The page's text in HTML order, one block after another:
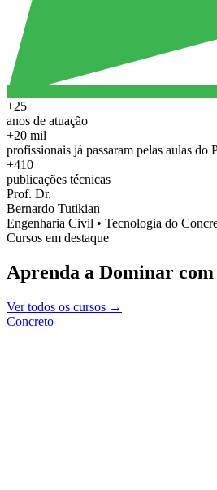
+25
anos de atuação
+20 mil
profissionais já passaram pelas aulas
+410
publicações técnicas
Prof. Dr.
Bernardo Tutikian
Engenharia Civil • Tecnologia do
Cursos em destaque
Aprenda a Dominar
Ver todos os cursos →
Concreto